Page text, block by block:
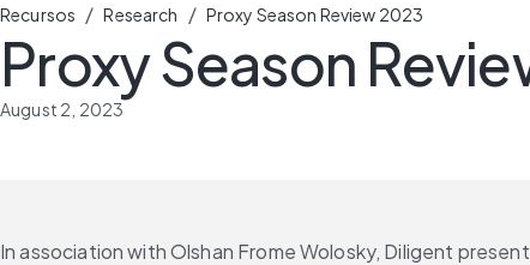
Recursos / Research / Proxy Season Review 2023
Proxy Season
August 2, 2023
In association with Olshan Frome Wolosky, Diligent